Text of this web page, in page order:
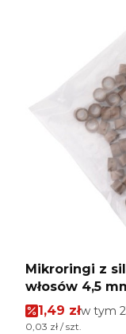
Mikroringi z
włosów 4,5
Cena
1,49 złw tym
w tym
Cena jednostkowa
0,03 zł / szt.